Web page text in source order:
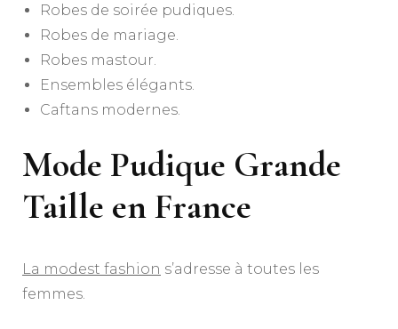
Robes de soirée pudiques.
Robes de mariage.
Robes mastour.
Ensembles élégants.
Caftans modernes.
Mode Pudique Grande
Taille en France
La modest fashion s’adresse à toutes les
femmes.